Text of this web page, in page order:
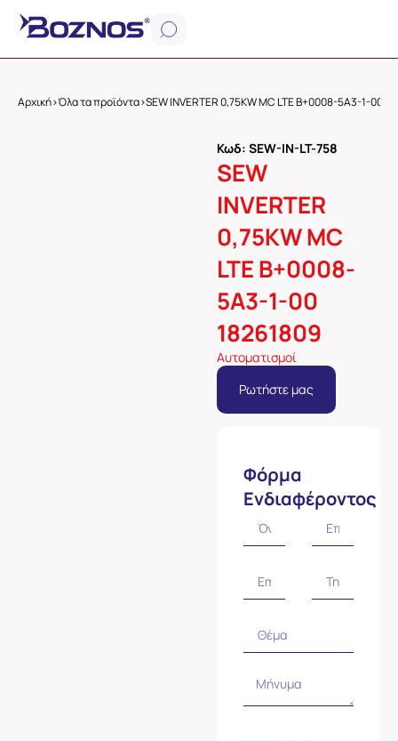
Αρχική>Όλα τα προϊόντα>SEW INVERTER 0,75KW MC LTE B+0008-5A3-1-00
Κωδ: SEW-IN-LT-758
SEW
INVERTER
0,75KW MC
LTE B+0008-
5A3-1-00
18261809
Αυτοματισμοί
Ρωτήστε μας
Φόρμα
Ενδιαφέροντος